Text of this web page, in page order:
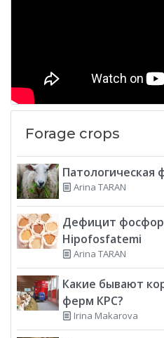
Forage crops
Патологическая
Arina TARAN
Дефицит
Hipofosfatemi
Arina TARAN
Какие бывают
ферм КРС?
Irina Makarova